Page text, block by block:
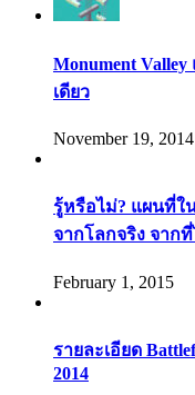
Monument
เดียว
November 19, 2014
รู้หรือไม่? แผนที่ใ
จากโลกจริง จาก
February 1, 2015
รายละเอียด
2014